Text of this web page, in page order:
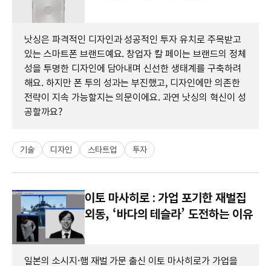
낫싱은 파격적인 디자인과 성공적인 투자 유치로 주목받고
있는 스마트폰 브랜드예요. 창업자 칼 페이는 브랜드의 정체
성을 투명한 디자인에 담아내며 신선한 생태계를 구축하려
해요. 하지만 폰 투의 성과는 부진했고, 디자인에만 의존한
전략이 지속 가능할지는 의문이에요. 과연 낫싱의 혁신이 성
공할까요?
기술 디자인 스타트업 투자
이토 마사히로 : 가업 포기한 재벌집
외동, ‘바다의 테슬라’ 도전하는 이유
일본의 소시지·햄 재벌 가문 출신 이토 마사히로가 가업을